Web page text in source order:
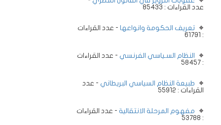
عدد القراءات : 85433
تعريف الحكومة وانواعها - عدد القراءات
: 61791
النظام السـياسي الفرنسي - عدد القراءات
: 58457
طبيعة النظام السياسي البريطاني - عدد
القراءات : 55912
مفهوم المرحلة الانتقالية - عدد القراءات
: 53788